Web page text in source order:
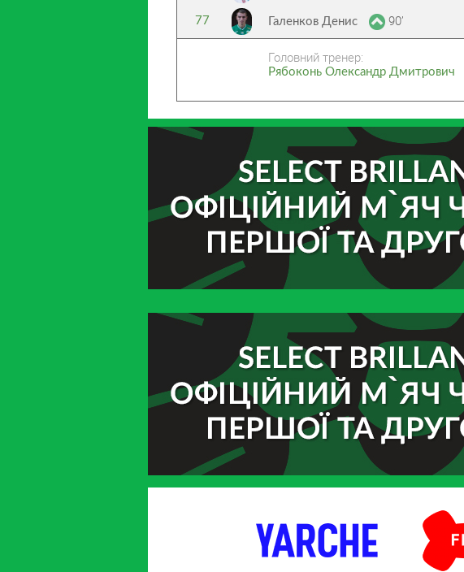
77 Галенков Денис 90’
Головний тренер:
Рябоконь Олександр Дмитрович